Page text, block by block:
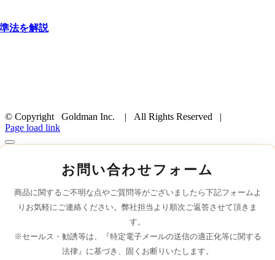
法を解説
© Copyright Goldman Inc. | All Rights Reserved |
Page load link
お問い合わせフォーム
商品に関するご不明な点やご質問等がございましたら下記フォームよ
りお気軽にご連絡ください。弊社担当より順次ご返答させて頂きま
す。
※セールス・勧誘等は、『特定電子メールの送信の適正化等に関する
法律』に基づき、固くお断りいたします。